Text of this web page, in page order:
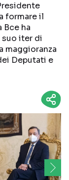
formare il
Bce ha
iter di
maggioranza
Deputati e